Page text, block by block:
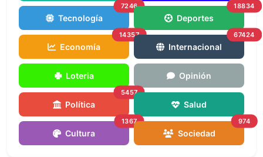
Tecnología
7246
Deportes
18834
Economía
14357
Internacional
67424
Loteria Opinión
Política
5457
Salud
Cultura
1367
Sociedad
974